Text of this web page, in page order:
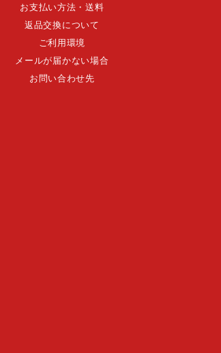
お支払い方法・送料
返品交換について
ご利用環境
メールが届かない場合
お問い合わせ先